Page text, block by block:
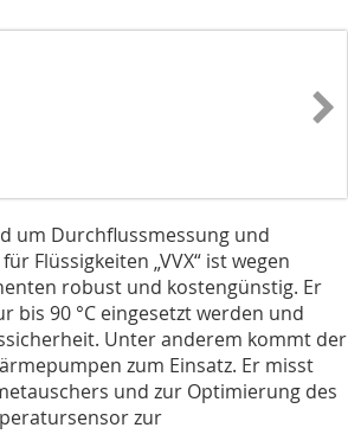
um Durchflussmessung und
Flüssigkeiten „VVX“ ist wegen
robust und kostengünstig. Er
90 °C eingesetzt werden und
Unter anderem kommt der
zum Einsatz. Er misst
und zur Optimierung des
zur